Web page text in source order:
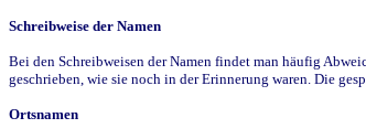
Schreibweise der Namen
Bei den Schreibweisen der Namen findet man häufig
geschrieben, wie sie noch in der Erinnerung waren. Die
Ortsnamen